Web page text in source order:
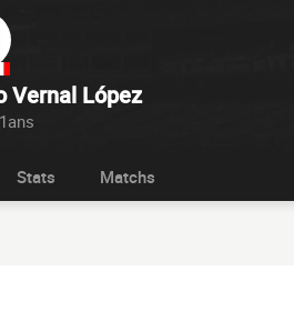
Vernal López
Stats Matchs